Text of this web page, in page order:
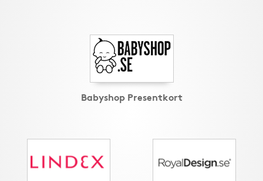
Babyshop Presentkort